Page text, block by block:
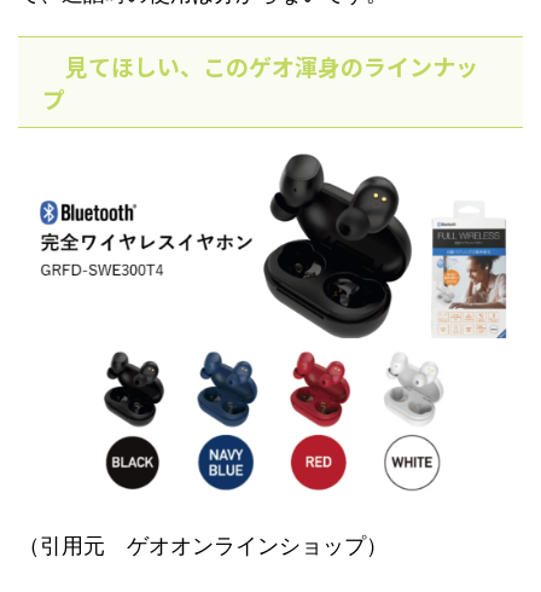
見てほしい、このゲオ渾身のラインナッ
プ
（引用元 ゲオオンラインショップ）